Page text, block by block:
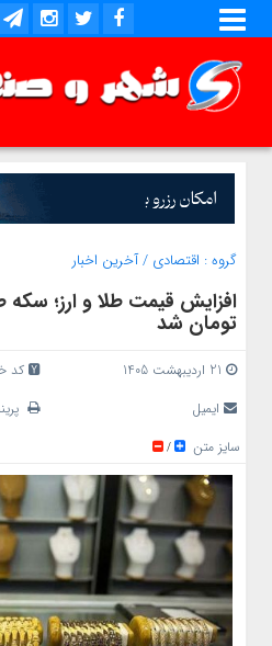
گروه : اقتصادی /آخرین اخبار
تومان شد
21 اردیبهشت 1405
کد خبر
ایمیل
سایز متن
/